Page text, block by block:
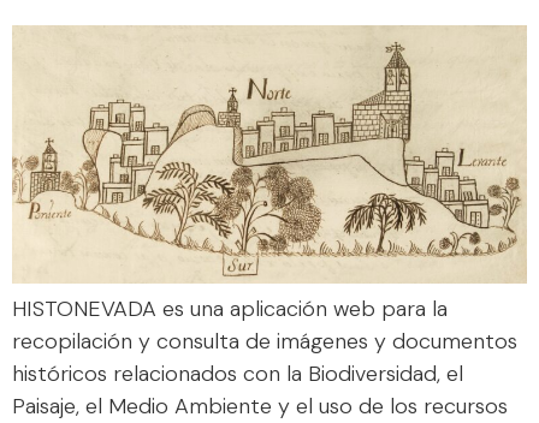
HISTONEVADA es una aplicación web para la
recopilación y consulta de imágenes y documentos
históricos relacionados con la Biodiversidad, el
Paisaje, el Medio Ambiente y el uso de los recursos